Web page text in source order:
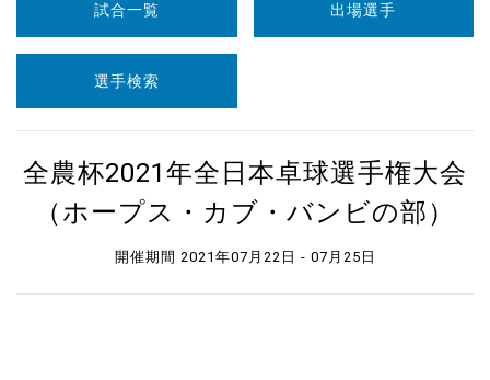
試合一覧 出場選手
選手検索
全農杯2021年全日本卓球選手権大会
（ホープス・カブ・バンビの部）
開催期間 2021年07月22日 - 07月25日